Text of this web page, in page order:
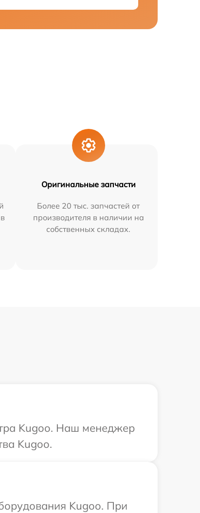
Оригинальные запчасти
Более 20 тыс. запчастей от
производителя в наличии на
собственных складах.
Kugoo. Наш менеджер
Kugoo.
Kugoo. При